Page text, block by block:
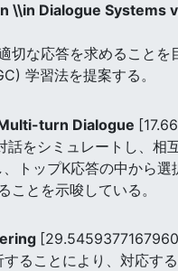
\\in Dialogue Systems
切な応答を求めることを
学習法を提案する。
turn Dialogue
をシミュレートし、相
トップK応答の中から
とを示唆している。
ることにより、対応す